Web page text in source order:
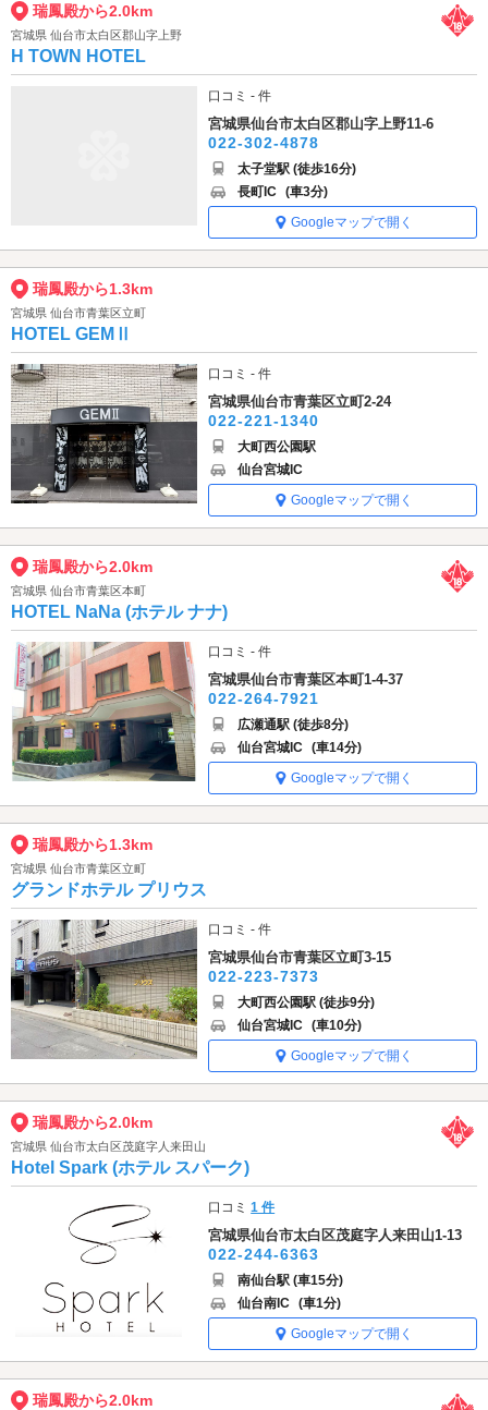
瑞鳳殿から2.0km
宮城県 仙台市太白区郡山字上野
H TOWN HOTEL
口コミ - 件
宮城県仙台市太白区郡山字上野11-6
022-302-4878
太子堂駅 (徒歩16分)
長町IC (車3分)
Googleマップで開く
瑞鳳殿から1.3km
宮城県 仙台市青葉区立町
HOTEL GEMⅡ
口コミ - 件
宮城県仙台市青葉区立町2-24
022-221-1340
大町西公園駅
仙台宮城IC
Googleマップで開く
瑞鳳殿から2.0km
宮城県 仙台市青葉区本町
HOTEL NaNa (ホテル ナナ)
口コミ - 件
宮城県仙台市青葉区本町1-4-37
022-264-7921
広瀬通駅 (徒歩8分)
仙台宮城IC (車14分)
Googleマップで開く
瑞鳳殿から1.3km
宮城県 仙台市青葉区立町
グランドホテル プリウス
口コミ - 件
宮城県仙台市青葉区立町3-15
022-223-7373
大町西公園駅 (徒歩9分)
仙台宮城IC (車10分)
Googleマップで開く
瑞鳳殿から2.0km
宮城県 仙台市太白区茂庭字人来田山
Hotel Spark (ホテル スパーク)
口コミ1 件
宮城県仙台市太白区茂庭字人来田山1-13
022-244-6363
南仙台駅 (車15分)
仙台南IC (車1分)
Googleマップで開く
瑞鳳殿から2.0km